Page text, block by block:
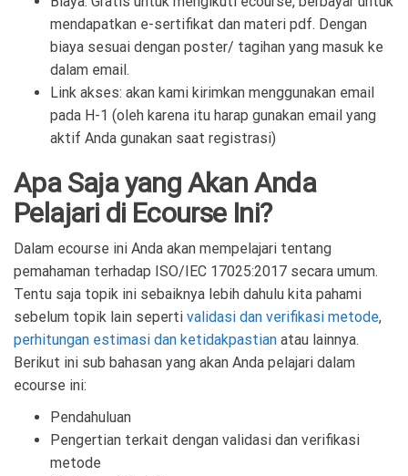
mendapatkan e-sertifikat dan materi pdf. Dengan
biaya sesuai dengan poster/ tagihan yang masuk ke
dalam email.
Link akses: akan kami kirimkan menggunakan email
pada H-1 (oleh karena itu harap gunakan email yang
aktif Anda gunakan saat registrasi)
Apa Saja yang Akan Anda
Pelajari di Ecourse Ini?
Dalam ecourse ini Anda akan mempelajari tentang
pemahaman terhadap ISO/IEC 17025:2017 secara umum.
Tentu saja topik ini sebaiknya lebih dahulu kita pahami
sebelum topik lain seperti validasi dan verifikasi metode,
perhitungan estimasi dan ketidakpastian atau lainnya.
Berikut ini sub bahasan yang akan Anda pelajari dalam
ecourse ini:
Pendahuluan
Pengertian terkait dengan validasi dan verifikasi
metode